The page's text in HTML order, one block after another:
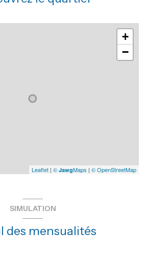
+
−
Leaflet | © JawgMaps | © OpenStreetMap
SIMULATION
des mensualités